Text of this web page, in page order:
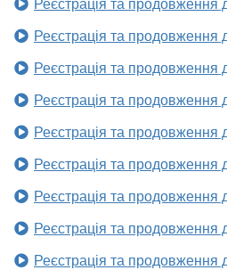
Реєстрація та продовження
Реєстрація та продовження
Реєстрація та продовження
Реєстрація та продовження
Реєстрація та продовження
Реєстрація та продовження
Реєстрація та продовження
Реєстрація та продовження
Реєстрація та продовження